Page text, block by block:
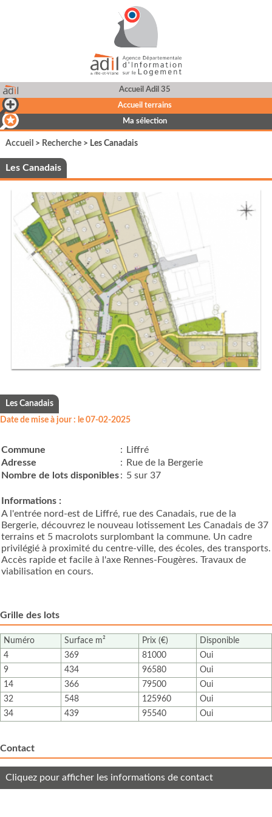
Accueil Adil 35
Accueil terrains
Ma sélection
Accueil > Recherche> Les Canadais
Les Canadais
Les Canadais
Date de mise à jour : le 07-02-2025
Commune :
Liffré
Adresse
:
Rue de la Bergerie
Nombre de lots disponibles: 5 sur 37
Informations :
A l'entrée nord-est de Liffré, rue des Canadais, rue de la
Bergerie, découvrez le nouveau lotissement Les Canadais de 37
terrains et 5 macrolots surplombant la commune. Un cadre
privilégié à proximité du centre-ville, des écoles, des transports.
Accès rapide et facile à l'axe Rennes-Fougères. Travaux de
viabilisation en cours.
Grille des lots
Numéro Surface m² Prix (€)
Disponible
4
369 81000
Oui
9
434 96580
Oui
14
366 79500
Oui
32
548 125960
Oui
34
439 95540 Oui
Contact
Cliquez pour afficher les informations de contact